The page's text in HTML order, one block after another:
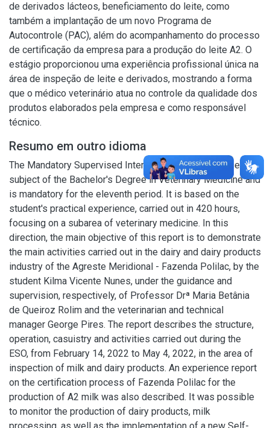
de derivados lácteos, beneficiamento do leite, como
também a implantação de um novo Programa de
Autocontrole (PAC), além do acompanhamento do processo
de certificação da empresa para a produção do leite A2. O
estágio proporcionou uma experiência profissional única na
área de inspeção de leite e derivados, mostrando a forma
que o médico veterinário atua no controle da qualidade dos
produtos elaborados pela empresa e como responsável
técnico.
Resumo em outro idioma
The Mandatory Supervised Internship (ESO) is an essential
subject of the Bachelor's Degree in Veterinary Medicine and
is mandatory for the eleventh period. It is based on the
student's practical experience, carried out in 420 hours,
focusing on a subarea of veterinary medicine. In this
direction, the main objective of this report is to demonstrate
the main activities carried out in the dairy and dairy products
industry of the Agreste Meridional - Fazenda Polilac, by the
student Kilma Vicente Nunes, under the guidance and
supervision, respectively, of Professor Drª Maria Betânia
de Queiroz Rolim and the veterinarian and technical
manager George Pires. The report describes the structure,
operation, casuistry and activities carried out during the
ESO, from February 14, 2022 to May 4, 2022, in the area of
inspection of milk and dairy products. An experience report
on the certification process of Fazenda Polilac for the
production of A2 milk was also described. It was possible
to monitor the production of dairy products, milk